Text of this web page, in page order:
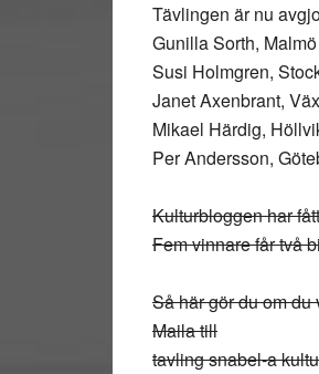
Tävlingen är nu
Gunilla Sorth, Malmö
Susi Holmgren,
Janet Axenbrant,
Mikael Härdig,
Per Andersson,
Kulturbloggen har
Fem vinnare får två
Så här gör du om
Maila till
tavling snabel-a